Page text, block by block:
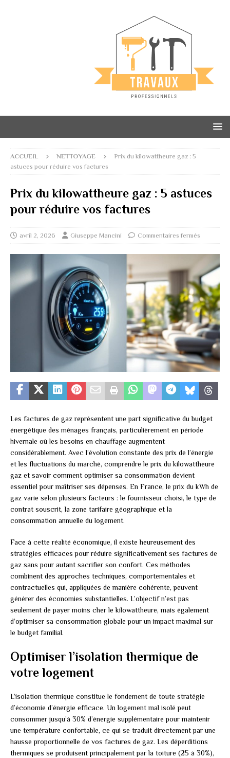
ACCUEIL NETTOYAGE
Prix du kilowattheure gaz : 5
astuces pour réduire vos factures
Prix du kilowattheure gaz : 5 astuces
pour réduire vos factures
avril 2, 2026 Giuseppe Mancini Commentaires fermés
Les factures de gaz représentent une part significative du budget
énergétique des ménages français, particulièrement en période
hivernale où les besoins en chauffage augmentent
considérablement. Avec l’évolution constante des prix de l’énergie
et les fluctuations du marché, comprendre le prix du kilowattheure
gaz et savoir comment optimiser sa consommation devient
essentiel pour maîtriser ses dépenses. En France, le prix du kWh de
gaz varie selon plusieurs facteurs : le fournisseur choisi, le type de
contrat souscrit, la zone tarifaire géographique et la
consommation annuelle du logement.
Face à cette réalité économique, il existe heureusement des
stratégies efficaces pour réduire significativement ses factures de
gaz sans pour autant sacrifier son confort. Ces méthodes
combinent des approches techniques, comportementales et
contractuelles qui, appliquées de manière cohérente, peuvent
générer des économies substantielles. L’objectif n’est pas
seulement de payer moins cher le kilowattheure, mais également
d’optimiser sa consommation globale pour un impact maximal sur
le budget familial.
Optimiser l’isolation thermique de
votre logement
L’isolation thermique constitue le fondement de toute stratégie
d’économie d’énergie efficace. Un logement mal isolé peut
consommer jusqu’à 30% d’énergie supplémentaire pour maintenir
une température confortable, ce qui se traduit directement par une
hausse proportionnelle de vos factures de gaz. Les déperditions
thermiques se produisent principalement par la toiture (25 à 30%),